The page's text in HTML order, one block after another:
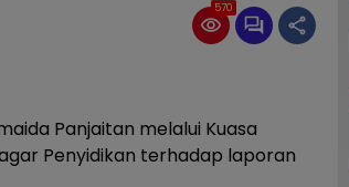
570
Panjaitan melalui Kuasa
Penyidikan terhadap laporan